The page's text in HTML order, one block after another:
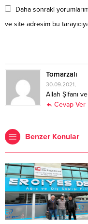
Daha sonraki
ve site adresim bu
Tomarzalı
30.09.2021,
Allah Şifanı
Cevap Ver
Benzer Konular